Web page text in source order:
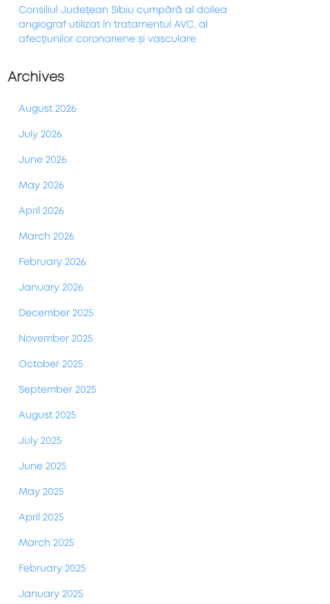
Consiliul Județean Sibiu cumpără al doilea
angiograf utilizat în tratamentul AVC, al
afecțiunilor coronariene și vasculare
Archives
August 2026
July 2026
June 2026
May 2026
April 2026
March 2026
February 2026
January 2026
December 2025
November 2025
October 2025
September 2025
August 2025
July 2025
June 2025
May 2025
April 2025
March 2025
February 2025
January 2025